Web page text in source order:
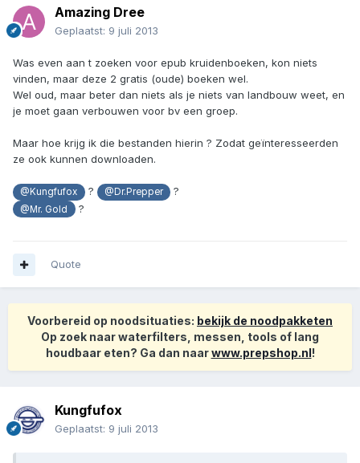
Amazing Dree
Geplaatst: 9 juli 2013
Was even aan t zoeken voor epub kruidenboeken, kon niets
vinden, maar deze 2 gratis (oude) boeken wel.
Wel oud, maar beter dan niets als je niets van landbouw weet, en
je moet gaan verbouwen voor bv een groep.
Maar hoe krijg ik die bestanden hierin ? Zodat geïnteresseerden
ze ook kunnen downloaden.
@Kungfufox ? @Dr.Prepper ?
@Mr. Gold ?
Quote
Voorbereid op noodsituaties: bekijk de noodpakketen
Op zoek naar waterfilters, messen, tools of lang
houdbaar eten? Ga dan naarwww.prepshop.nl!
Kungfufox
Geplaatst: 9 juli 2013